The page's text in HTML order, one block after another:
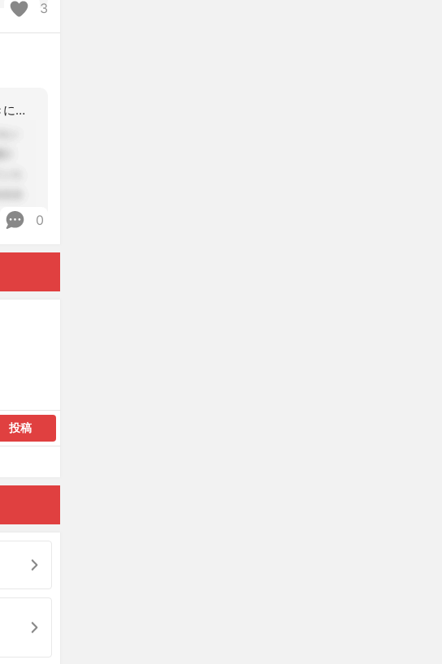
3
ライアンさん有難うございます。とても参考になりました。前向きに頑張ります。
0
投稿